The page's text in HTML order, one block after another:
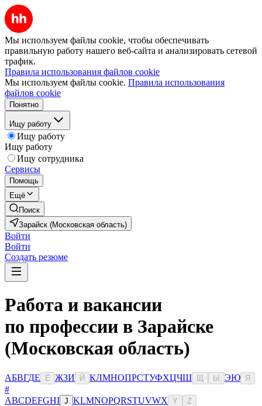
Мы используем файлы cookie, чтобы обеспечивать
правильную работу нашего веб-сайта и анализировать сетевой
трафик.
Правила использования файлов cookie
Мы используем файлы cookie. Правила использования
файлов cookie
Понятно
Ищу работу
Ищу работу
Ищу работу
Ищу сотрудника
Сервисы
Помощь
Ещё
Поиск
Зарайск (Московская область)
Войти
Войти
Создать резюме
Работа и вакансии
по профессии в Зарайске
(Московская область)
АБВГДЕ Ё ЖЗИ Й КЛМНОПРСТУФХЦЧШ Ы ЭЮ Я
#
ABCDEFGHI J KLMNOPQRSTUVWX Y Z